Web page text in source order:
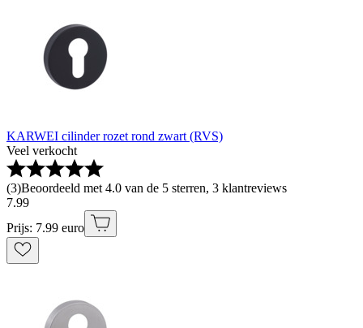
KARWEI cilinder rozet rond zwart (RVS)
Veel verkocht
(3)Beoordeeld met 4.0 van de 5 sterren, 3 klantreviews
7.99
Prijs: 7.99 euro